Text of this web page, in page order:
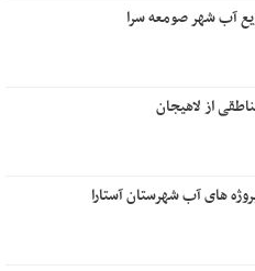
از لاهیجان
های آب شهرستان آستارا